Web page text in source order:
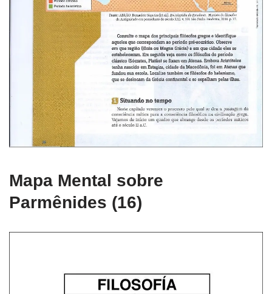
Mapa Mental sobre
Parmênides (16)